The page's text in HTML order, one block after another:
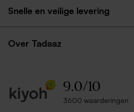
Snelle en veilige levering
Over Tadaaz
9.0/10
3600 waarderingen